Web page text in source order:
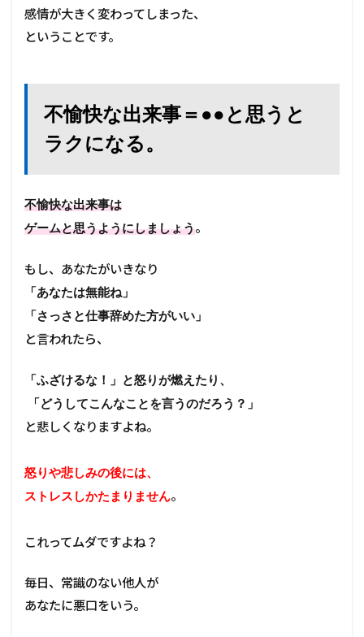
ト
レ
ス
ト
る
は
？
ど
う
し
て
も
で
な
い
合
感情が大きく変わってしまった、
ということです。
不愉快な出来事＝●●と思うと
ラクになる。
不愉快な出来事は
ゲームと思うようにしましょう。
もし、あなたがいきなり
「あなたは無能ね」
「さっさと仕事辞めた方がいい」
と言われたら、
「ふざけるな！」と怒りが燃えたり、
「どうしてこんなことを言うのだろう？」
と悲しくなりますよね。
怒りや悲しみの後には、
ストレスしかたまりません。
これってムダですよね？
毎日、常識のない他人が
あなたに悪口をいう。